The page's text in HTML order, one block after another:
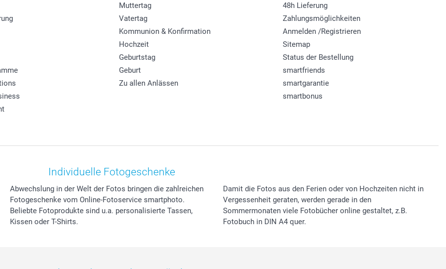
Muttertag
Vatertag
Kommunion & Konfirmation
Hochzeit
Geburtstag
Geburt
Zu allen Anlässen
48h Lieferung
Zahlungsmöglichkeiten
Anmelden /Registrieren
Sitemap
Status der Bestellung
smartfriends
smartgarantie
smartbonus
Individuelle Fotogeschenke
Abwechslung in der Welt der Fotos bringen die zahlreichen
Fotogeschenke vom Online-Fotoservice smartphoto.
Beliebte Fotoprodukte sind u.a. personalisierte Tassen,
Kissen oder T-Shirts.
Damit die Fotos aus den Ferien oder von Hochzeiten nicht in
Vergessenheit geraten, werden gerade in den
Sommermonaten viele Fotobücher online gestaltet, z.B.
Fotobuch in DIN A4 quer.